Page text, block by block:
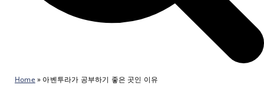
Home » 아벤투라가 공부하기 좋은 곳인 이유